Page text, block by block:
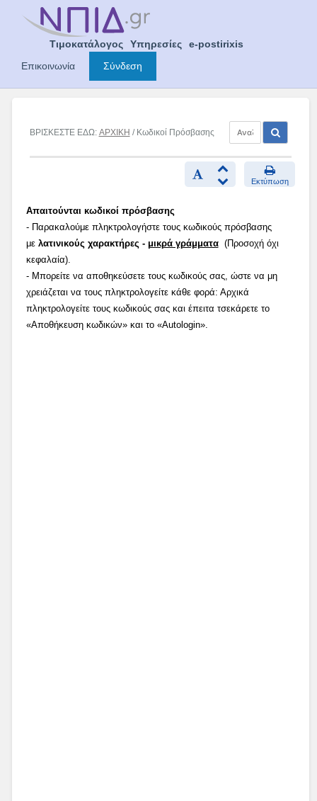
Τιμοκατάλογος Υπηρεσίες
e-postirixis
Επικοινωνία
Σύνδεση
ΒΡΙΣΚΕΣΤΕ ΕΔΩ: ΑΡΧΙΚΗ / Κωδικοί Πρόσβασης
Εκτύπωση
Απαιτούνται κωδικοί πρόσβασης
- Παρακαλούμε πληκτρολογήστε τους κωδικούς πρόσβασης
με λατινικούς χαρακτήρες - μικρά γράμματα(Προσοχή όχι
κεφαλαία).
- Μπορείτε να αποθηκεύσετε τους κωδικούς σας, ώστε να μη
χρειάζεται να τους πληκτρολογείτε κάθε φορά: Αρχικά
πληκτρολογείτε τους κωδικούς σας και έπειτα τσεκάρετε το
«Αποθήκευση κωδικών» και το «Autologin».